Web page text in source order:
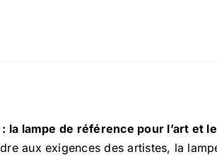
la lampe de référence pour l’art et
aux exigences des artistes, la